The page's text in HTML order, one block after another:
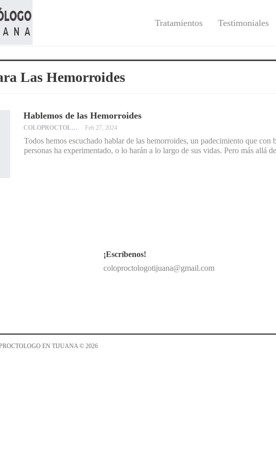
Tratamientos Testimoniales
Las Hemorroides
Hablemos de las Hemorroides
COLOPROCTOLOGO Feb 27, 2024
Todos hemos escuchado hablar de las hemorroides, un padecimiento que
personas ha experimentado, o lo harán a lo largo de sus vidas. Pero más allá
¡Escríbenos!
coloproctologotijuana@gmail.com
EN TIJUANA © 2026